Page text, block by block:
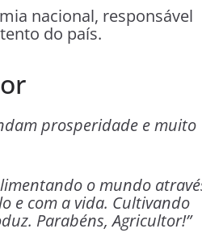
nacional, responsável
do país.
prosperidade e muito
o mundo
e com a vida. Cultivando
Parabéns, Agricultor!”